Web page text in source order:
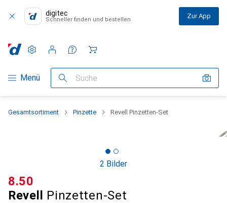
digitec
Schneller finden und bestellen Zur App
Navigation nach Kategorien
Menü Suche
Einstellungen
Kundenkonto
Vergleichslisten
Merklisten
Warenkorb
Gesamtsortiment Pinzette Revell Pinzetten-Set
2 Bilder
Revell Pinzetten-Set
CHF
8.50